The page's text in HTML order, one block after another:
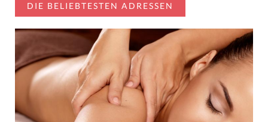
DIE BELIEBTESTEN ADRESSEN